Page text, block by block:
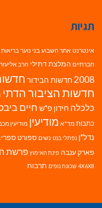
תגיות
אינטרנט אתר השבוע בני נוער
חברתיים המלצת דתילי הרב
2008 חדשות הבידור
חדשות הציבור הדתי
כלכלה חידון פ"ש חיים
כתבות מד"א מודיעין מודיעין
נדל"ן נפתלי בנט נשים ספורט
פארק ענבה פינת האימוץ פרשת
4X6X8 שכונת נופים תרבות